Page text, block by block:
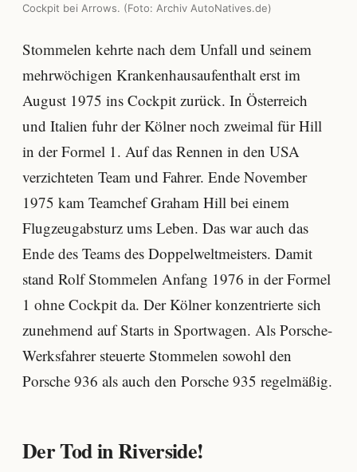
Cockpit bei Arrows. (Foto: Archiv AutoNatives.de)
Stommelen kehrte nach dem Unfall und seinem
mehrwöchigen Krankenhausaufenthalt erst im
August 1975 ins Cockpit zurück. In Österreich
und Italien fuhr der Kölner noch zweimal für Hill
in der Formel 1. Auf das Rennen in den USA
verzichteten Team und Fahrer. Ende November
1975 kam Teamchef Graham Hill bei einem
Flugzeugabsturz ums Leben. Das war auch das
Ende des Teams des Doppelweltmeisters. Damit
stand Rolf Stommelen Anfang 1976 in der Formel
1 ohne Cockpit da. Der Kölner konzentrierte sich
zunehmend auf Starts in Sportwagen. Als Porsche-
Werksfahrer steuerte Stommelen sowohl den
Porsche 936 als auch den Porsche 935 regelmäßig.
Der Tod in Riverside!